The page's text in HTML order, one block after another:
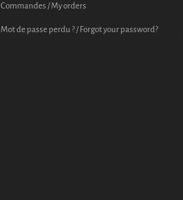
Commandes / My orders
Mot de passe perdu ? / Forgot your password?